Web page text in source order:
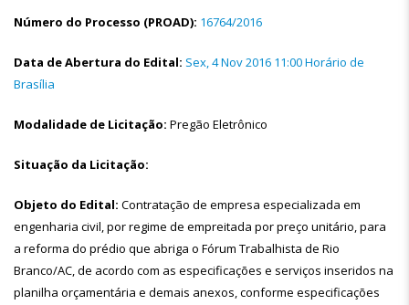
Número do Processo (PROAD): 16764/2016
Data de Abertura do Edital: Sex, 4 Nov 2016 11:00 Horário de
Brasília
Modalidade de Licitação: Pregão Eletrônico
Situação da Licitação:
Objeto do Edital: Contratação de empresa especializada em
engenharia civil, por regime de empreitada por preço unitário, para
a reforma do prédio que abriga o Fórum Trabalhista de Rio
Branco/AC, de acordo com as especificações e serviços inseridos na
planilha orçamentária e demais anexos, conforme especificações